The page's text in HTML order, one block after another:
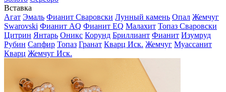
Вставка
Агат Эмаль Фианит Сваровски Лунный камень Опал Жемчуг
Swarovski Фианит AQ Фианит EQ Малахит Топаз Сваровски
Цитрин Янтарь Оникс Корунд Бриллиант Фианит Изумруд
Рубин Сапфир Топаз Гранат Кварц Иск. Жемчуг Муассанит
Кварц Жемчуг Иск.